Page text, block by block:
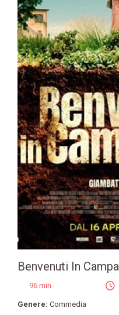
Benvenuti In
96 min
Genere: Commedia